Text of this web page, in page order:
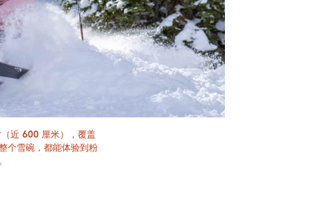
近 600 厘米），覆盖
个雪碗，都能体验到粉